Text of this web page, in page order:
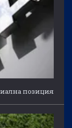
позиция